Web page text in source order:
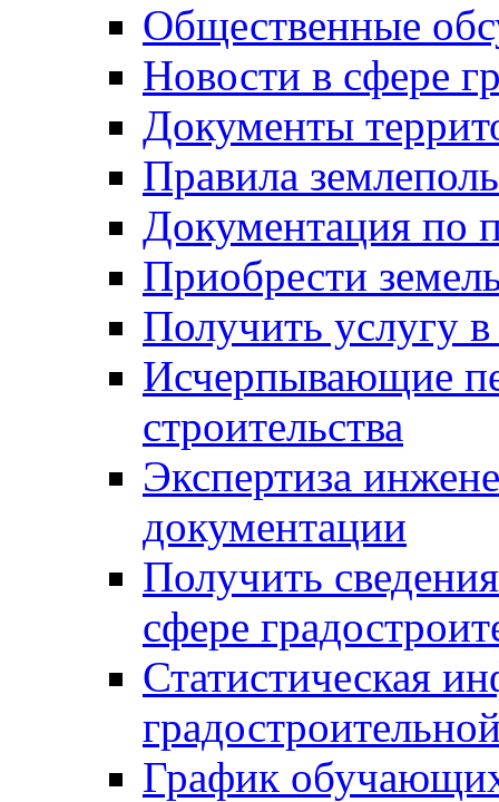
Общественные
Новости в сфере
Документы
Правила
Документация по
Приобрести
Получить услугу в
Исчерпывающие
строительства
Экспертиза
документации
Получить
сфере
Статистическая
График